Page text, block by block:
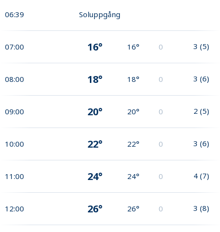
06:39 Soluppgång
07:00 16° 16° 0 3 (5)
08:00 18° 18° 0 3 (6)
09:00 20° 20° 0 2 (5)
10:00 22° 22° 0 3 (6)
11:00 24° 24° 0 4 (7)
12:00 26° 26° 0 3 (8)